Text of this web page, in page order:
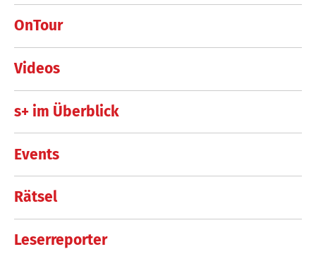
OnTour
Videos
s+ im Überblick
Events
Rätsel
Leserreporter